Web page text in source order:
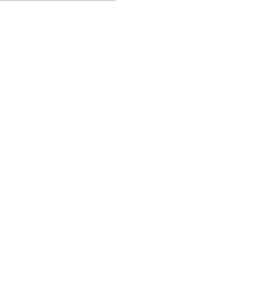
se mostrarán en los